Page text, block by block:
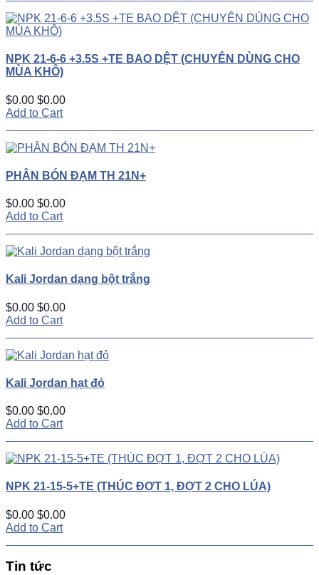
NPK 21-6-6 +3.5S +TE BAO DỆT (CHUYÊN DÙNG CHO
MÙA KHÔ)
$0.00 $0.00
Add to Cart
PHÂN BÓN ĐẠM TH 21N+
$0.00 $0.00
Add to Cart
Kali Jordan dạng bột trắng
$0.00 $0.00
Add to Cart
Kali Jordan hạt đỏ
$0.00 $0.00
Add to Cart
NPK 21-15-5+TE (THÚC ĐỢT 1, ĐỢT 2 CHO LÚA)
$0.00 $0.00
Add to Cart
Tin tức